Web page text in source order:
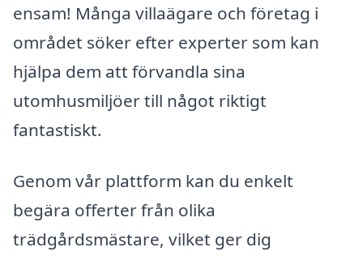
ensam! Många villaägare och företag i
området söker efter experter som kan
hjälpa dem att förvandla sina
utomhusmiljöer till något riktigt
fantastiskt.
Genom vår plattform kan du enkelt
begära offerter från olika
trädgårdsmästare, vilket ger dig